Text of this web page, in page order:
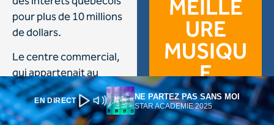
EN DIRECT NE PARTEZ PAS SANS MOI
STAR ACADEMIE 2025